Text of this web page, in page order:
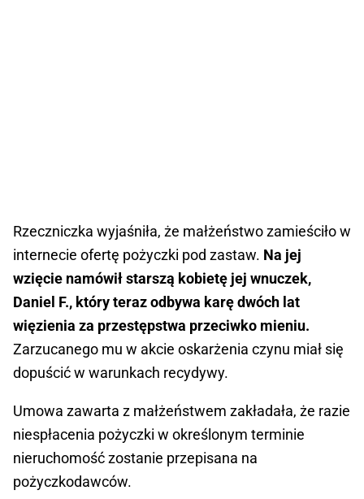
Rzeczniczka wyjaśniła, że małżeństwo zamieściło w
internecie ofertę pożyczki pod zastaw. Na jej
wzięcie namówił starszą kobietę jej wnuczek,
Daniel F., który teraz odbywa karę dwóch lat
więzienia za przestępstwa przeciwko mieniu.
Zarzucanego mu w akcie oskarżenia czynu miał się
dopuścić w warunkach recydywy.
Umowa zawarta z małżeństwem zakładała, że razie
niespłacenia pożyczki w określonym terminie
nieruchomość zostanie przepisana na
pożyczkodawców.